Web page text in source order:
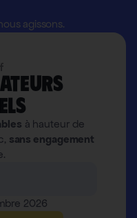
agissons.
à hauteur de
sans engagement
2026